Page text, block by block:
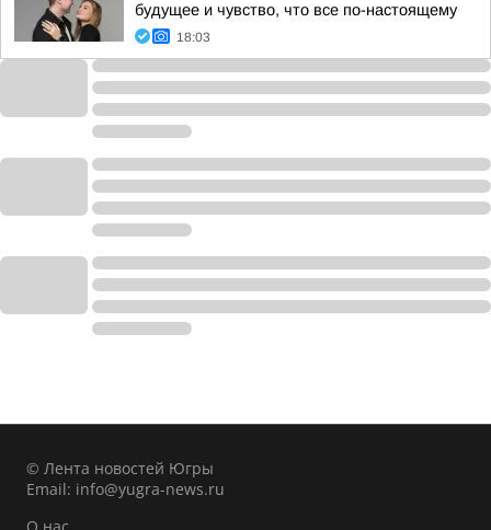
будущее и чувство, что все по-настоящему
18:03
© Лента новостей Югры
Email: info@yugra-news.ru